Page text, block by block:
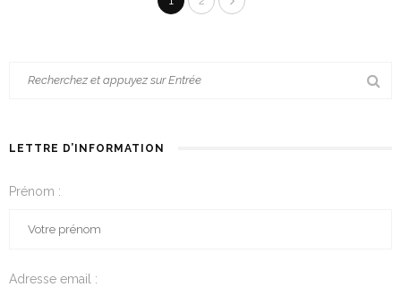
LETTRE D’INFORMATION
Prénom :
Adresse email :